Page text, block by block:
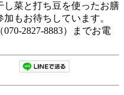
し菜と打ち豆を使ったお膳
もお待ちしています。
2827-8883）までお電